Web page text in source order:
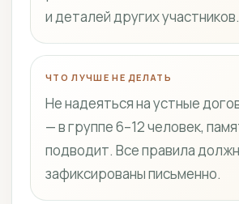
и деталей других
ЧТО ЛУЧШЕ НЕ ДЕЛАТЬ
Не надеяться на устные
— в группе 6–12 человек,
подводит. Все правила
зафиксированы письменно.